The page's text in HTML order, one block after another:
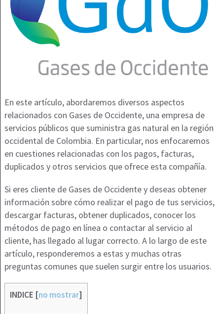
En este artículo, abordaremos diversos aspectos
relacionados con Gases de Occidente, una empresa de
servicios públicos que suministra gas natural en la región
occidental de Colombia. En particular, nos enfocaremos
en cuestiones relacionadas con los pagos, facturas,
duplicados y otros servicios que ofrece esta compañía.
Si eres cliente de Gases de Occidente y deseas obtener
información sobre cómo realizar el pago de tus servicios,
descargar facturas, obtener duplicados, conocer los
métodos de pago en línea o contactar al servicio al
cliente, has llegado al lugar correcto. A lo largo de este
artículo, responderemos a estas y muchas otras
preguntas comunes que suelen surgir entre los usuarios.
INDICE [no mostrar]